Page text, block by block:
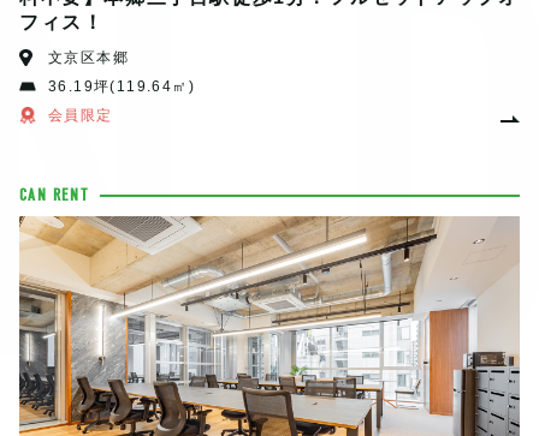
フィス！
文京区本郷
36.19坪(119.64㎡)
会員限定
CAN RENT